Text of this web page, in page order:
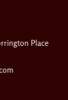
Place